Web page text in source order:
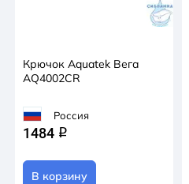
Крючок Aquatek Вега
AQ4002CR
Россия
1484 q
В корзину